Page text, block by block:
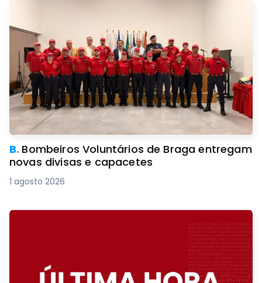
B. Bombeiros Voluntários de Braga entregam
novas divisas e capacetes
1 agosto 2026